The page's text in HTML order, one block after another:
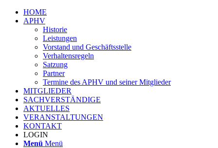
HOME
APHV
Historie
Leistungen
Vorstand und Geschäftsstelle
Verhaltensregeln
Satzung
Partner
Termine des APHV und seiner Mitglieder
MITGLIEDER
SACHVERSTÄNDIGE
AKTUELLES
VERANSTALTUNGEN
KONTAKT
LOGIN
Menü Menü